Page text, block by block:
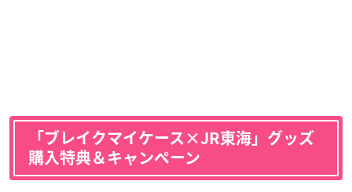
「ブレイクマイケース×JR東海」グッズ
購入特典＆キャンペーン